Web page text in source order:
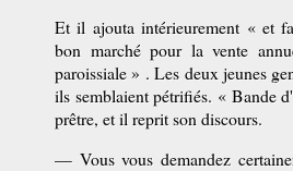
Et il ajouta intérieurement « et
bon marché pour la vente
paroissiale » . Les deux jeunes
ils semblaient pétrifiés. « Bande
prêtre, et il reprit son discours.
— Vous vous demandez